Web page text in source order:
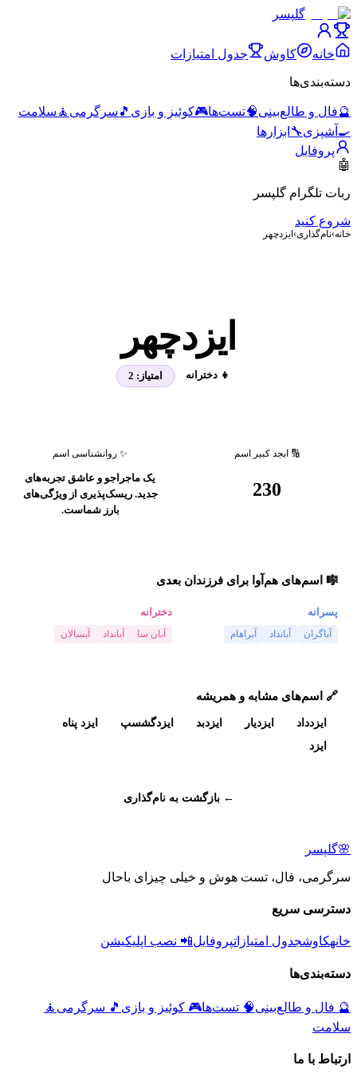
گلپسر
خانه کاوش جدول امتیازات
دسته‌بندی‌ها
🔮فال و طالع‌بینی🧠تست‌ها🎮کوئیز و بازی 🎵 سرگرمی 🧘 سلامت
🍳 آشپزی🔧 ابزارها
پروفایل
🤖
ربات تلگرام گلپسر
شروع کنید
خانه›نام‌گذاری› ایزدچهر
ایزدچهر
👧 دخترانه امتیاز: 2
🔢 ابجد کبیر اسم
230
✨ روانشناسی اسم
یک ماجراجو و عاشق تجربه‌های
جدید. ریسک‌پذیری از ویژگی‌های
بارز شماست.
🎼 اسم‌های هم‌آوا برای فرزندان بعدی
پسرانه
آباگران آبانداد آبراهام
دخترانه
آبان سا آبانداد آبسالان
🔗 اسم‌های مشابه و همریشه
ایزدداد ایزدیار ایزدبد ایزدگشسپ
ایزد پناه
ایزد
← بازگشت به نام‌گذاری
🌸گلپسر
سرگرمی، فال، تست هوش و خیلی چیزای باحال
دسترسی سریع
خانهکاوشجدول امتیازاتپروفایل📲 نصب اپلیکیشن
دسته‌بندی‌ها
🔮 فال و طالع‌بینی🧠 تست‌ها🎮 کوئیز و بازی 🎵 سرگرمی 🧘
سلامت
ارتباط با ما